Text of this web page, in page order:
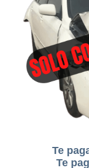
Te
Te